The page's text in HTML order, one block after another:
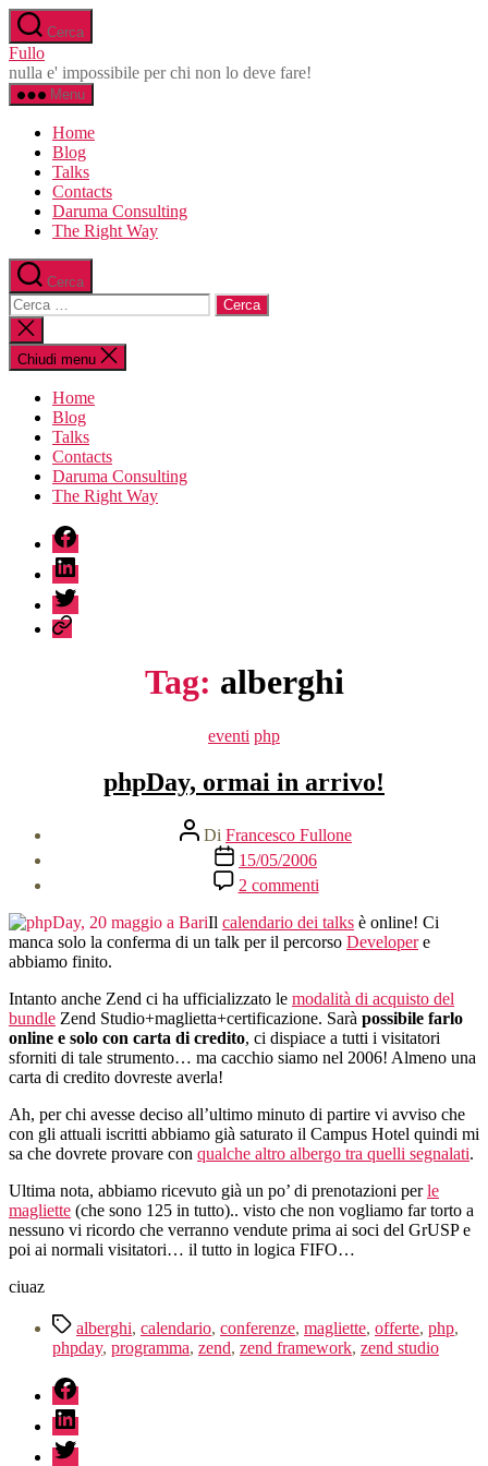
Salta
al
contenuto
Cerca
Fullo
nulla e' impossibile per chi non lo deve fare!
Menu
Home
Blog
Talks
Contacts
Daruma Consulting
The Right Way
Cerca
Cerca:
Chiudi
la
ricerca
Chiudi menu
Home
Blog
Talks
Contacts
Daruma Consulting
The Right Way
fb
linkedin
twitter
sessionize
Tag: alberghi
Categorie
eventi php
phpDay, ormai in arrivo!
Autore
articolo
Di Francesco Fullone
Data
dell'articolo
15/05/2006
2 commentisu
phpDay,
ormai
in
Il calendario dei talks è online! Ci
manca solo la conferma di un talk per il percorso Developere
abbiamo finito.
Intanto anche Zend ci ha ufficializzato le modalità di acquisto del
bundle Zend Studio+maglietta+certificazione. Sarà possibile farlo
online e solo con carta di credito, ci dispiace a tutti i visitatori
sforniti di tale strumento… ma cacchio siamo nel 2006! Almeno una
carta di credito dovreste averla!
Ah, per chi avesse deciso all’ultimo minuto di partire vi avviso che
con gli attuali iscritti abbiamo già saturato il Campus Hotel quindi mi
sa che dovrete provare con qualche altro albergo tra quelli segnalati.
Ultima nota, abbiamo ricevuto già un po’ di prenotazioni perle
magliette (che sono 125 in tutto).. visto che non vogliamo far torto a
nessuno vi ricordo che verranno vendute prima ai soci del GrUSP e
poi ai normali visitatori… il tutto in logica FIFO…
ciuaz
Tag alberghi, calendario, conferenze, magliette, offerte, php,
phpday, programma, zend, zend framework, zend studio
fb
linkedin
twitter